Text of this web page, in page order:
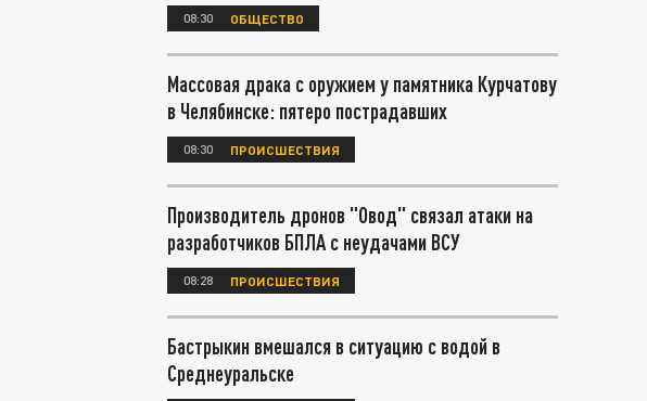
08:30 ОБЩЕСТВО
Массовая драка с оружием у памятника Курчатову
в Челябинске: пятеро пострадавших
08:30 ПРОИСШЕСТВИЯ
Производитель дронов "Овод" связал атаки на
разработчиков БПЛА с неудачами ВСУ
08:28 ПРОИСШЕСТВИЯ
Бастрыкин вмешался в ситуацию с водой в
Среднеуральске